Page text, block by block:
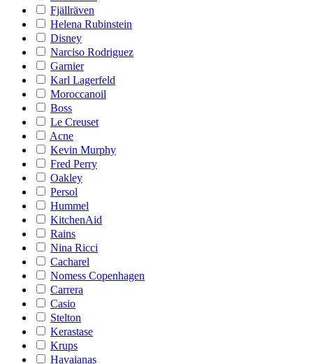
Fjällräven
Helena Rubinstein
Disney
Narciso Rodriguez
Garnier
Karl Lagerfeld
Moroccanoil
Boss
Le Creuset
Acne
Kevin Murphy
Fred Perry
Oakley
Persol
Hummel
KitchenAid
Rains
Nina Ricci
Cacharel
Nomess Copenhagen
Carrera
Casio
Stelton
Kerastase
Krups
Havaianas